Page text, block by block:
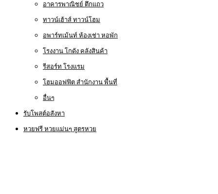
อาคารพาณิชย์ ตึกแถว
ทาวน์เฮ้าส์ ทาวน์โฮม
อพาร์ทเม้นท์ ห้องเช่า หอพัก
โรงงาน โกดัง คลังสินค้า
รีสอร์ท โรงแรม
โฮมออฟฟิต สำนักงาน พื้นที่
อื่นๆ
รับโพสต์อสังหา
หวยฟรี หวยแม่นๆ สูตรหวย